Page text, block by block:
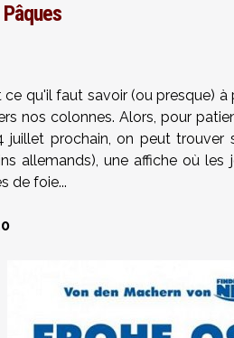
ce qu'il faut savoir (ou presque) à
nos colonnes. Alors, pour
juillet prochain, on peut
allemands), une affiche où
de foie...